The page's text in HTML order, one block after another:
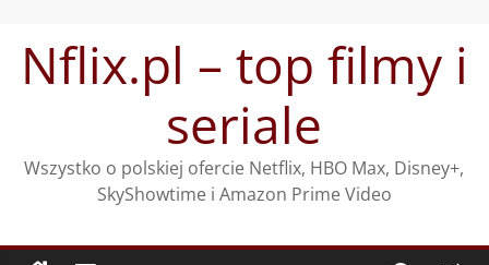
treściNflix.pl – top filmy i
seriale
Wszystko o polskiej ofercie Netflix, HBO Max, Disney+,
SkyShowtime i Amazon Prime Video